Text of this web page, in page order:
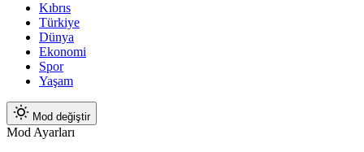
Kıbrıs
Türkiye
Dünya
Ekonomi
Spor
Yaşam
Mod değiştir
Mod Ayarları